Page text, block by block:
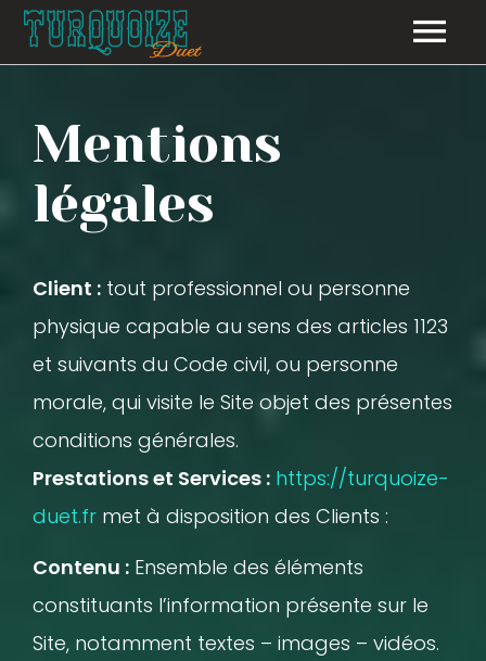
NOS ÉVÈNEMENTS
GALERIE
CONTACT
Mentions
légales
Client : tout professionnel ou personne
physique capable au sens des articles 1123
et suivants du Code civil, ou personne
morale, qui visite le Site objet des présentes
conditions générales.
Prestations et Services : https://turquoize-
duet.fr met à disposition des Clients :
Contenu : Ensemble des éléments
constituants l’information présente sur le
Site, notamment textes – images – vidéos.